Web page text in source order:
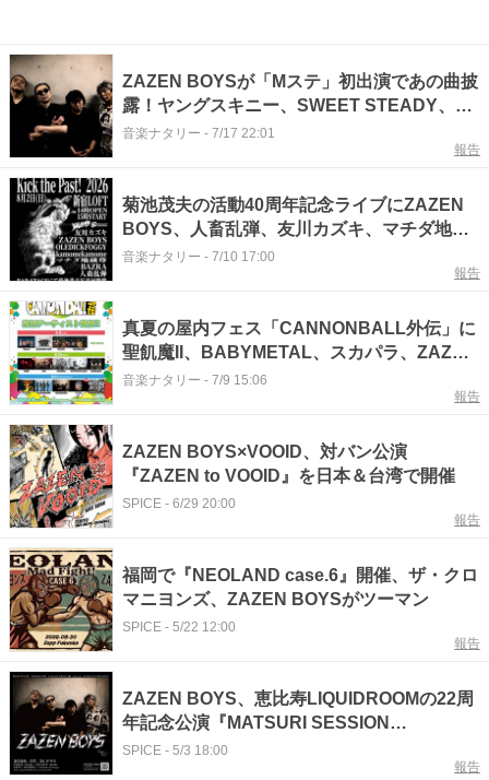
ZAZEN BOYSが「Mステ」初出演であの曲披
露！ヤングスキニー、SWEET STEADY、
timelesz、ILLIT、乃木坂46、アイナ・ジ・エ
音楽ナタリー - 7/17 22:01
報告
菊池茂夫の活動40周年記念ライブにZAZEN
BOYS、人畜乱弾、友川カズキ、マチダ地蔵
尊ら
音楽ナタリー - 7/10 17:00
報告
真夏の屋内フェス「CANNONBALL外伝」に
聖飢魔II、BABYMETAL、スカパラ、ZAZEN
ら出演
音楽ナタリー - 7/9 15:06
報告
ZAZEN BOYS×VOOID、対バン公演
『ZAZEN to VOOID』を日本＆台湾で開催
SPICE - 6/29 20:00
報告
福岡で『NEOLAND case.6』開催、ザ・クロ
マニヨンズ、ZAZEN BOYSがツーマン
SPICE - 5/22 12:00
報告
ZAZEN BOYS、恵比寿LIQUIDROOMの22周
年記念公演『MATSURI SESSION
LIQUIDROOM 22nd ANNIVERSARY ZAZEN
SPICE - 5/3 18:00
報告